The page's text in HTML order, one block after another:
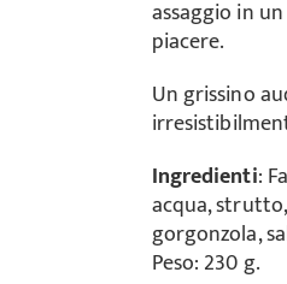
assaggio in
piacere.
Un grissino
Ingredienti:
acqua,
gorgonzola,
Peso: 230 g.